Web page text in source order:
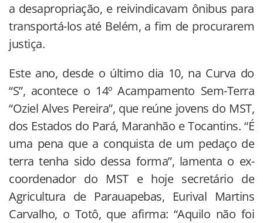
a desapropriação, e reivindicavam ônibus para
transportá-los até Belém, a fim de procurarem
justiça.
Este ano, desde o último dia 10, na Curva do
“S”, acontece o 14º Acampamento Sem-Terra
“Oziel Alves Pereira”, que reúne jovens do MST,
dos Estados do Pará, Maranhão e Tocantins. “É
uma pena que a conquista de um pedaço de
terra tenha sido dessa forma”, lamenta o ex-
coordenador do MST e hoje secretário de
Agricultura de Parauapebas, Eurival Martins
Carvalho, o Totô, que afirma: “Aquilo não foi